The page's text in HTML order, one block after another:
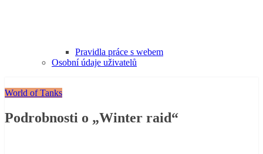
Pravidla práce s webem
Osobní údaje uživatelů
World of Tanks
Podrobnosti o „Winter raid“